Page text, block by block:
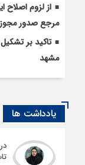
از لزوم اصلاح
مرجع صدور
تاکید بر
مشهد
یادداشت ها